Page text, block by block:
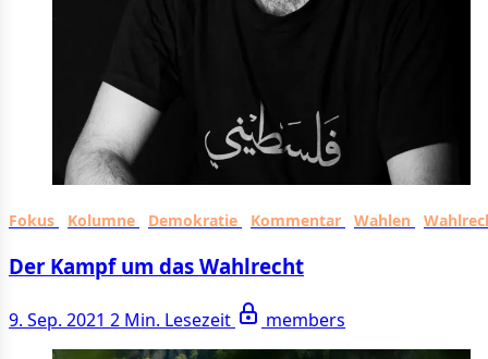
Fokus Kolumne Demokratie Kommentar Wahlen
Der Kampf um das Wahlrecht
9. Sep. 2021 2 Min. Lesezeit members